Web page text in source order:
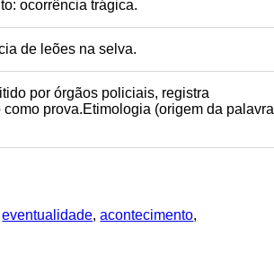
ocorrência trágica.
de leões na selva.
por órgãos policiais, registra
prova.Etimologia (origem da palavra
eventualidade,acontecimento,